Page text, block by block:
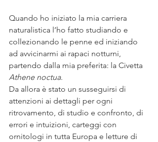
Quando ho iniziato la mia carriera
naturalistica l’ho fatto studiando e
collezionando le penne ed iniziando
ad avvicinarmi ai rapaci notturni,
partendo dalla mia preferita: la Civetta
Athene noctua.
Da allora è stato un susseguirsi di
attenzioni ai dettagli per ogni
ritrovamento, di studio e confronto, di
errori e intuizioni, carteggi con
ornitologi in tutta Europa e letture di